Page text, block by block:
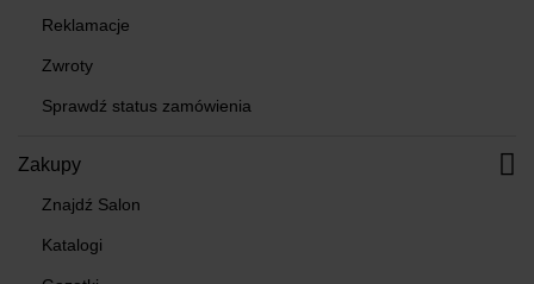
Reklamacje
Zwroty
Sprawdź status zamówienia
Zakupy
Znajdź Salon
Katalogi